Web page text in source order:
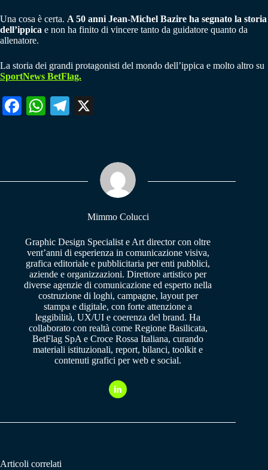
Una cosa è certa. A 50 anni Jean-Michel Bazire ha segnato la storia
dell’ippica e non ha finito di vincere tanto da guidatore quanto da
allenatore.
La storia dei grandi protagonisti del mondo dell’ippica e molto altro su
SportNews BetFlag.
Fa W
pp
Te
m
Mimmo Colucci
Graphic Design Specialist e Art director con oltre
vent’anni di esperienza in comunicazione visiva,
grafica editoriale e pubblicitaria per enti pubblici,
aziende e organizzazioni. Direttore artistico per
diverse agenzie di comunicazione ed esperto nella
costruzione di loghi, campagne, layout per
stampa e digitale, con forte attenzione a
leggibilità, UX/UI e coerenza del brand. Ha
collaborato con realtà come Regione Basilicata,
BetFlag SpA e Croce Rossa Italiana, curando
materiali istituzionali, report, bilanci, toolkit e
contenuti grafici per web e social.
Articoli correlati